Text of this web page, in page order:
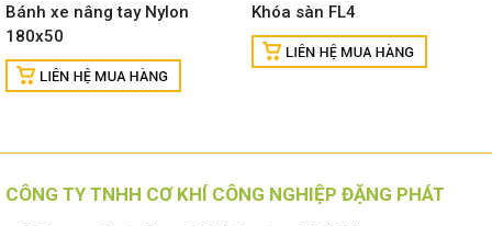
Bánh xe nâng tay Nylon
180x50
Khóa sàn FL4
CÔNG TY TNHH CƠ KHÍ CÔNG NGHIỆP ĐẶNG PHÁT